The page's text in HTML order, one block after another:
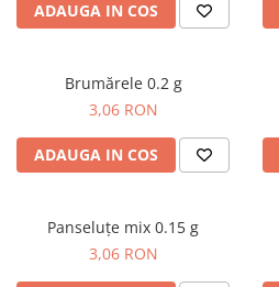
Erigeron
Euphorbia
Floare De Macaleandru
Floarea Pasiunii
Floarea Soarelui
ADAUGA IN COS
Brumărele 0.2 g
3,06 RON
ADAUGA IN COS
Panseluțe mix 0.15 g
3,06 RON